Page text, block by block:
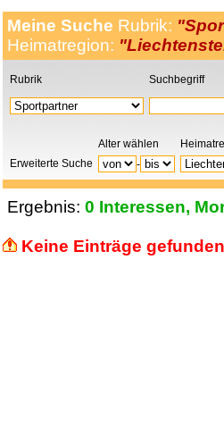
Meine Suche Rubrik:
Heimatregion:
Rubrik Suchbegriff
Alter wählen
Erweiterte Suche
-
Ergebnis: 0 Interessen,
Keine Einträge